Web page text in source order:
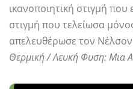
ικανοποιητική στιγμή που
στιγμή που τελείωσα
απελευθέρωσε τον
Θερμική / Λευκή Φυση: Μια